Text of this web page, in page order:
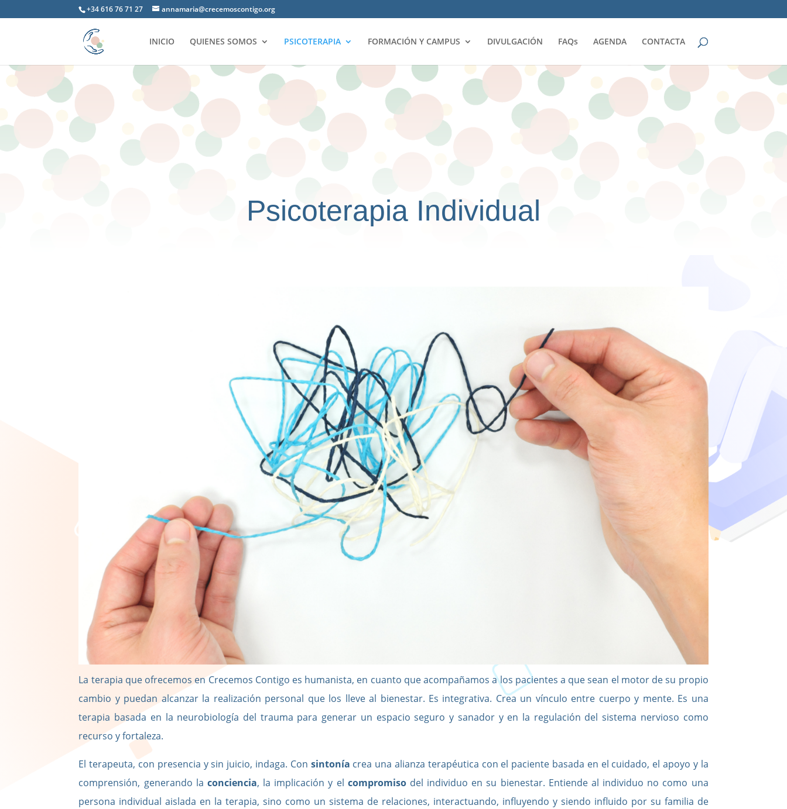
+34 616 76 71 27 annamaria@crecemoscontigo.org
INICIO QUIENES SOMOS PSICOTERAPIA FORMACIÓN Y CAMPUS DIVULGACIÓN FAQs AGENDA CONTACTA
Psicoterapia Individual
La terapia que ofrecemos en Crecemos Contigo es humanista, en cuanto que acompañamos a los pacientes a que sean el motor de su propio
cambio y puedan alcanzar la realización personal que los lleve al bienestar. Es integrativa. Crea un vínculo entre cuerpo y mente. Es una
terapia basada en la neurobiología del trauma para generar un espacio seguro y sanador y en la regulación del sistema nervioso como
recurso y fortaleza.
El terapeuta, con presencia y sin juicio, indaga. Con sintonía crea una alianza terapéutica con el paciente basada en el cuidado, el apoyo y la
comprensión, generando la conciencia, la implicación y el compromisodel individuo en su bienestar. Entiende al individuo no como una
persona individual aislada en la terapia, sino como un sistema de relaciones, interactuando, influyendo y siendo influido por su familia de